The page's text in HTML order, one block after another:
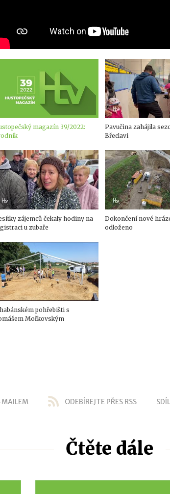
magazín 39/2022:
Pavučina zahájila
Břeclavi
zájemců čekaly hodiny na
u zubaře
Dokončení nové
odloženo
pohřebišti s
Mořkovským
ODEBÍREJTE PŘES RSS
Čtěte dále